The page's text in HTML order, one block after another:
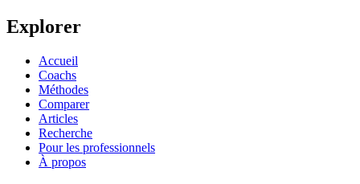
Explorer
Accueil
Coachs
Méthodes
Comparer
Articles
Recherche
Pour les professionnels
À propos